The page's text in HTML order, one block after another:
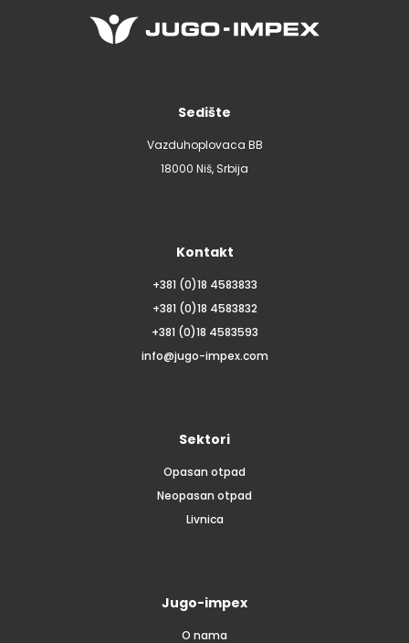
Sedište
Vazduhoplovaca BB
18000 Niš, Srbija
Kontakt
+381 (0)18 4583833
+381 (0)18 4583832
+381 (0)18 4583593
info@jugo-impex.com
Sektori
Opasan otpad
Neopasan otpad
Livnica
Jugo-impex
O nama